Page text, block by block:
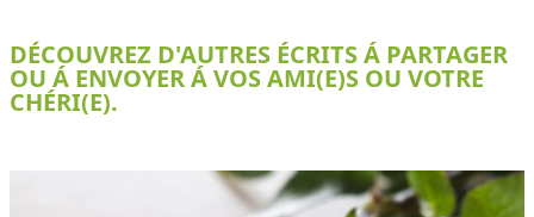
DÉCOUVREZ D'AUTRES ÉCRITS Á PARTAGER
OU Á ENVOYER Á VOS AMI(E)S OU VOTRE
CHÉRI(E).